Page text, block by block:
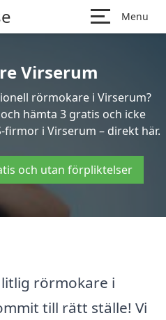
Menu
Virserum
rörmokare i Virserum?
hämta 3 gratis och icke
i Virserum – direkt här.
och utan förpliktelser
rörmokare i
till rätt ställe! Vi